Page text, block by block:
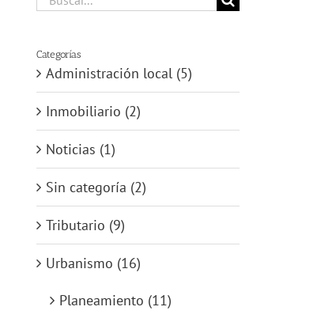
Categorías
Administración local (5)
Inmobiliario (2)
Noticias (1)
Sin categoría (2)
Tributario (9)
Urbanismo (16)
Planeamiento (11)